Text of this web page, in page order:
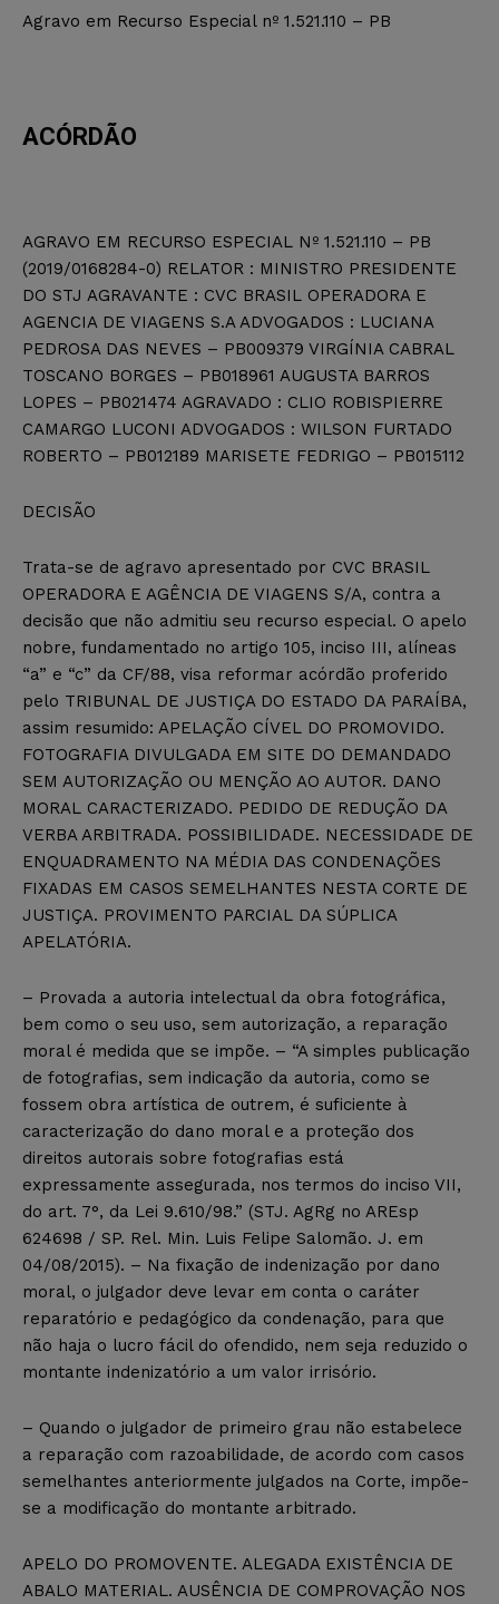
Agravo em Recurso Especial nº 1.521.110 – PB
ACÓRDÃO
AGRAVO EM RECURSO ESPECIAL Nº 1.521.110 – PB
(2019/0168284-0) RELATOR : MINISTRO PRESIDENTE
DO STJ AGRAVANTE : CVC BRASIL OPERADORA E
AGENCIA DE VIAGENS S.A ADVOGADOS : LUCIANA
PEDROSA DAS NEVES – PB009379 VIRGÍNIA CABRAL
TOSCANO BORGES – PB018961 AUGUSTA BARROS
LOPES – PB021474 AGRAVADO : CLIO ROBISPIERRE
CAMARGO LUCONI ADVOGADOS : WILSON FURTADO
ROBERTO – PB012189 MARISETE FEDRIGO – PB015112
DECISÃO
Trata-se de agravo apresentado por CVC BRASIL
OPERADORA E AGÊNCIA DE VIAGENS S/A, contra a
decisão que não admitiu seu recurso especial. O apelo
nobre, fundamentado no artigo 105, inciso III, alíneas
“a” e “c” da CF/88, visa reformar acórdão proferido
pelo TRIBUNAL DE JUSTIÇA DO ESTADO DA PARAÍBA,
assim resumido: APELAÇÃO CÍVEL DO PROMOVIDO.
FOTOGRAFIA DIVULGADA EM SITE DO DEMANDADO
SEM AUTORIZAÇÃO OU MENÇÃO AO AUTOR. DANO
MORAL CARACTERIZADO. PEDIDO DE REDUÇÃO DA
VERBA ARBITRADA. POSSIBILIDADE. NECESSIDADE DE
ENQUADRAMENTO NA MÉDIA DAS CONDENAÇÕES
FIXADAS EM CASOS SEMELHANTES NESTA CORTE DE
JUSTIÇA. PROVIMENTO PARCIAL DA SÚPLICA
APELATÓRIA.
– Provada a autoria intelectual da obra fotográfica,
bem como o seu uso, sem autorização, a reparação
moral é medida que se impõe. – “A simples publicação
de fotografias, sem indicação da autoria, como se
fossem obra artística de outrem, é suficiente à
caracterização do dano moral e a proteção dos
direitos autorais sobre fotografias está
expressamente assegurada, nos termos do inciso VII,
do art. 7°, da Lei 9.610/98.” (STJ. AgRg no AREsp
624698 / SP. Rel. Min. Luis Felipe Salomão. J. em
04/08/2015). – Na fixação de indenização por dano
moral, o julgador deve levar em conta o caráter
reparatório e pedagógico da condenação, para que
não haja o lucro fácil do ofendido, nem seja reduzido o
montante indenizatório a um valor irrisório.
– Quando o julgador de primeiro grau não estabelece
a reparação com razoabilidade, de acordo com casos
semelhantes anteriormente julgados na Corte, impõe-
se a modificação do montante arbitrado.
APELO DO PROMOVENTE. ALEGADA EXISTÊNCIA DE
ABALO MATERIAL. AUSÊNCIA DE COMPROVAÇÃO NOS